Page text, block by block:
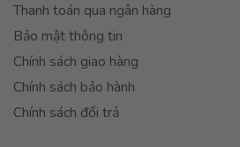
Thanh toán qua ngân hàng
Bảo mật thông tin
Chính sách giao hàng
Chính sách bảo hành
Chính sách đổi trả